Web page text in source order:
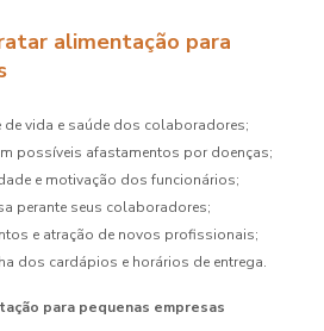
alimentação para
de vida e saúde dos colaboradores;
possíveis afastamentos por doenças;
e motivação dos funcionários;
perante seus colaboradores;
e atração de novos profissionais;
dos cardápios e horários de entrega.
para pequenas empresas